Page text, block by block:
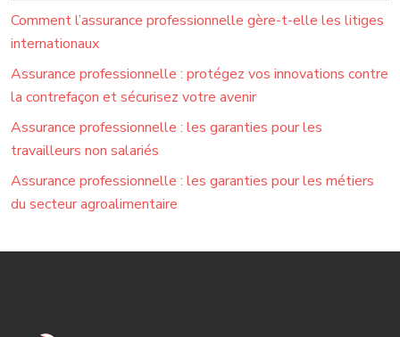
Comment l’assurance professionnelle gère-t-elle les litiges
internationaux
Assurance professionnelle : protégez vos innovations contre
la contrefaçon et sécurisez votre avenir
Assurance professionnelle : les garanties pour les
travailleurs non salariés
Assurance professionnelle : les garanties pour les métiers
du secteur agroalimentaire